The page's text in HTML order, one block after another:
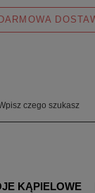
DARMOWA
KĄPIELOWE